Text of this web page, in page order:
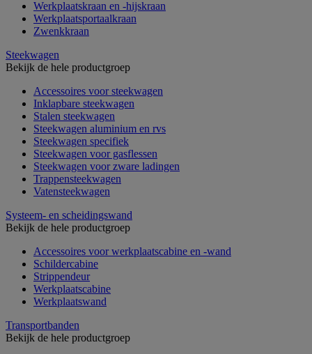
Werkplaatskraan en -hijskraan
Werkplaatsportaalkraan
Zwenkkraan
Steekwagen
Bekijk de hele productgroep
Accessoires voor steekwagen
Inklapbare steekwagen
Stalen steekwagen
Steekwagen aluminium en rvs
Steekwagen specifiek
Steekwagen voor gasflessen
Steekwagen voor zware ladingen
Trappensteekwagen
Vatensteekwagen
Systeem- en scheidingswand
Bekijk de hele productgroep
Accessoires voor werkplaatscabine en -wand
Schildercabine
Strippendeur
Werkplaatscabine
Werkplaatswand
Transportbanden
Bekijk de hele productgroep